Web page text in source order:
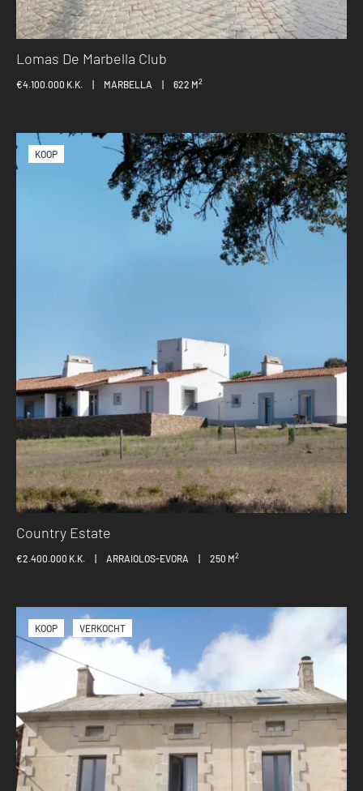
Lomas De Marbella Club
€4.100.000 K.K. | MARBELLA | 622 M2
KOOP
Country Estate
€2.400.000 K.K. | ARRAIOLOS-EVORA | 250 M2
KOOP VERKOCHT